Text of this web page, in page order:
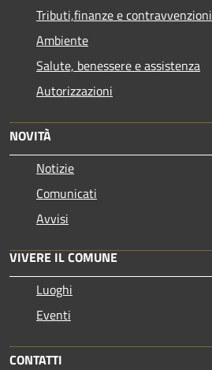
Tributi,finanze e contravvenzioni
Ambiente
Salute, benessere e assistenza
Autorizzazioni
NOVITÀ
Notizie
Comunicati
Avvisi
VIVERE IL COMUNE
Luoghi
Eventi
CONTATTI